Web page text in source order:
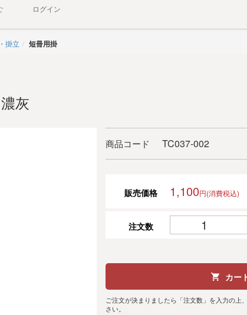
ログイン
掛立 短冊用掛
灰
商品コード TC037-002
販売価格 1,100円(消費税込)
注文数
カー
ご注文が決まりましたら「注文数」を入力の上
さい。